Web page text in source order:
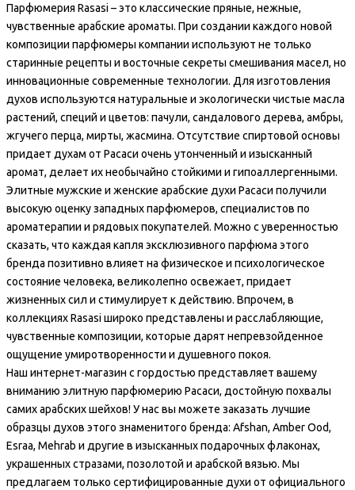
Парфюмерия Rasasi – это классические пряные, нежные,
чувственные арабские ароматы. При создании каждого новой
композиции парфюмеры компании используют не только
старинные рецепты и восточные секреты смешивания масел, но
инновационные современные технологии. Для изготовления
духов используются натуральные и экологически чистые масла
растений, специй и цветов: пачули, сандалового дерева, амбры,
жгучего перца, мирты, жасмина. Отсутствие спиртовой основы
придает духам от Расаси очень утонченный и изысканный
аромат, делает их необычайно стойкими и гипоаллергенными.
Элитные мужские и женские арабские духи Расаси получили
высокую оценку западных парфюмеров, специалистов по
ароматерапии и рядовых покупателей. Можно с уверенностью
сказать, что каждая капля эксклюзивного парфюма этого
бренда позитивно влияет на физическое и психологическое
состояние человека, великолепно освежает, придает
жизненных сил и стимулирует к действию. Впрочем, в
коллекциях Rasasi широко представлены и расслабляющие,
чувственные композиции, которые дарят непревзойденное
ощущение умиротворенности и душевного покоя.
Наш интернет-магазин с гордостью представляет вашему
вниманию элитную парфюмерию Расаси, достойную похвалы
самих арабских шейхов! У нас вы можете заказать лучшие
образцы духов этого знаменитого бренда: Afshan, Amber Ood,
Esraa, Mehrab и другие в изысканных подарочных флаконах,
украшенных стразами, позолотой и арабской вязью. Мы
предлагаем только сертифицированные духи от официального